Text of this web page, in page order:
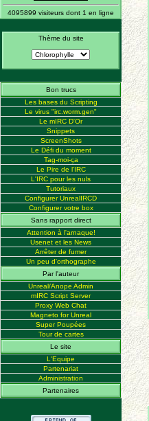
4095899 visiteurs dont 1 en ligne
Thème du site
Bon trucs
Les bases du Scripting
Le virus "irc.worm.gen"
Le mIRC D'Or
Snippets
ScreenShots
Le Défi du moment
Tag-moi-ça
Le Pire de l'IRC
L'IRC pour les nuls
Tutoriaux
Configurer UnrealIRCD
Configurer votre box
Sans rapport direct
Attention à l'arnaque!
Usenet et les News
Arrêter de fumer
Un peu d'orthographe
Par l'auteur
Unreal/Anope Admin
mIRC Script Server
Proxy Web Chat
Magneto for Unreal
Super Poupées
Tour de cartes
Le site
L'Equipe
Partenariat
Administration
Partenaires